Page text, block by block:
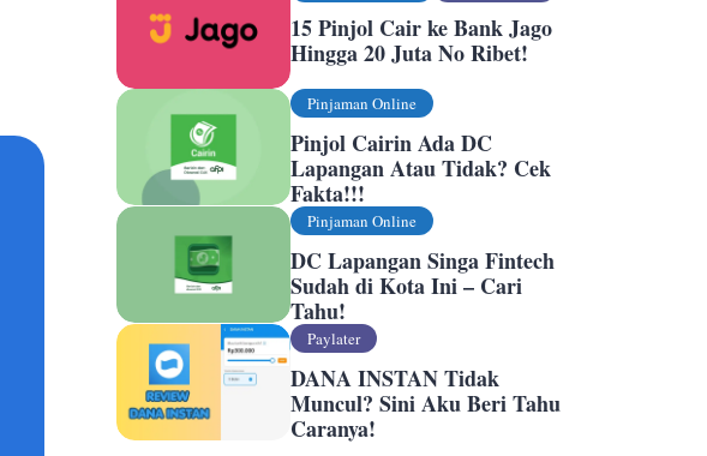
15 Pinjol Cair ke Bank Jago
Hingga 20 Juta No Ribet!
Pinjaman Online
Pinjol Cairin Ada DC
Lapangan Atau Tidak? Cek
Fakta!!!
Pinjaman Online
DC Lapangan Singa Fintech
Sudah di Kota Ini – Cari
Tahu!
Paylater
DANA INSTAN Tidak
Muncul? Sini Aku Beri Tahu
Caranya!